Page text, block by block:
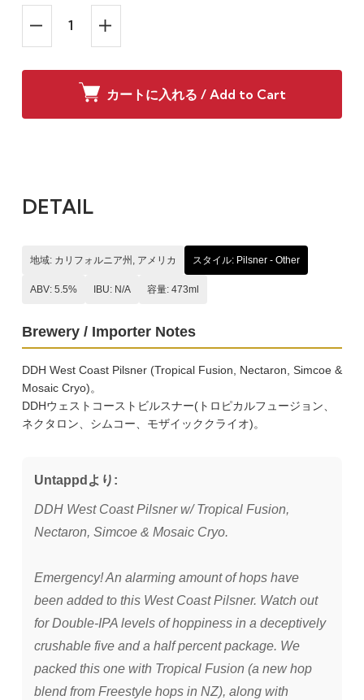
カートに入れる / Add to Cart
DETAIL
地域: カリフォルニア州, アメリカ スタイル: Pilsner - Other
ABV: 5.5% IBU: N/A 容量: 473ml
Brewery / Importer Notes
DDH West Coast Pilsner (Tropical Fusion, Nectaron, Simcoe &
Mosaic Cryo)。
DDHウェストコーストビルスナー(トロピカルフュージョン、
ネクタロン、シムコー、モザイッククライオ)。
Untappdより:
DDH West Coast Pilsner w/ Tropical Fusion,
Nectaron, Simcoe & Mosaic Cryo.
Emergency! An alarming amount of hops have
been added to this West Coast Pilsner. Watch out
for Double-IPA levels of hoppiness in a deceptively
crushable five and a half percent package. We
packed this one with Tropical Fusion (a new hop
blend from Freestyle hops in NZ), along with